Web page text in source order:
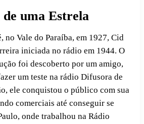
uma Estrela
no Vale do Paraíba, em 1927, Cid
iniciada no rádio em 1944. O
foi descoberto por um amigo,
um teste na rádio Difusora de
ele conquistou o público com sua
comerciais até conseguir se
onde trabalhou na Rádio